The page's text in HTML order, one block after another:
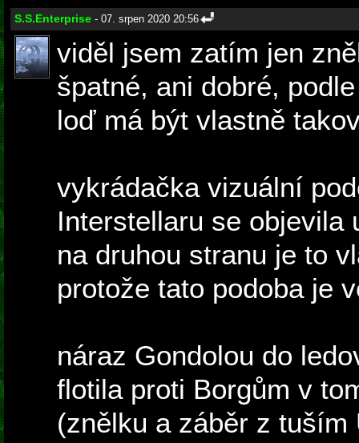
S.S.Enterprise - 07. srpen 2020 20:56
viděl jsem zatím jen
špatné, ani dobré,
loď má být vlastně
vykrádačka vizuální
Interstellaru se
na druhou stranu je to
protože tato podoba je
náraz Gondolou do
flotila proti Borgům v
(znělku a záběr z tuším